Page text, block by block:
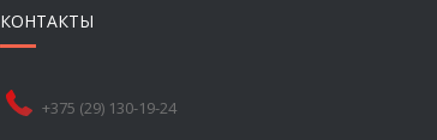
КОНТАКТЫ
+375 (29) 130-19-24